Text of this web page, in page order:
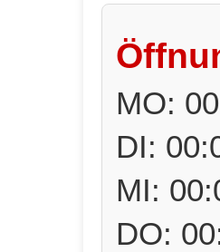
MO:
DI:
MI:
DO: